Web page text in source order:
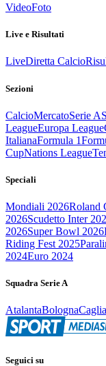
VideoFoto
Live e Risultati
LiveDiretta Calcio
Sezioni
CalcioMercatoSerie A
LeagueEuropa League
ItalianaFormula 1
CupNations League
Speciali
Mondiali 2026Roland
2026Scudetto Inter
2026Super Bowl 2026
Riding Fest 2025
2024Euro 2024
Squadra Serie A
AtalantaBologna
Seguici su